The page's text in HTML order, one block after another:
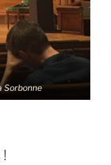
Sorbonne